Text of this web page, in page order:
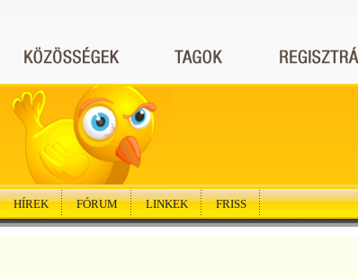
HÍREK FÓRUM LINKEK FRISS